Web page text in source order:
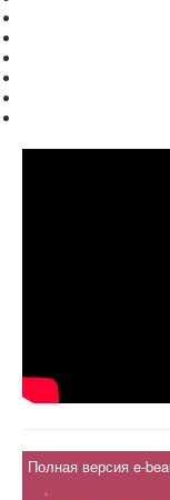
Полная версия e-
.